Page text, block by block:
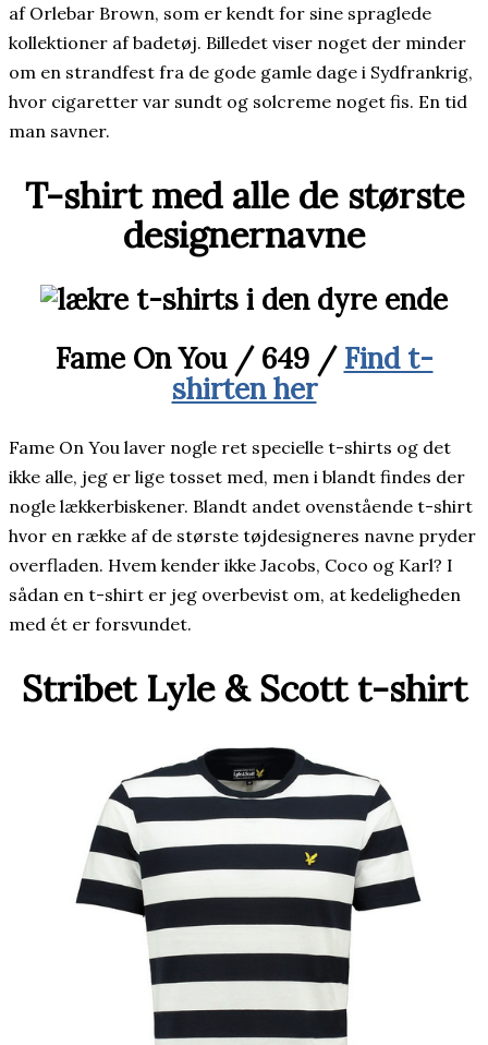
af Orlebar Brown, som er kendt for sine spraglede
kollektioner af badetøj. Billedet viser noget der minder
om en strandfest fra de gode gamle dage i Sydfrankrig,
hvor cigaretter var sundt og solcreme noget fis. En tid
man savner.
T-shirt med alle de største
designernavne
Fame On You / 649 / Find t-
shirten her
Fame On You laver nogle ret specielle t-shirts og det
ikke alle, jeg er lige tosset med, men i blandt findes der
nogle lækkerbiskener. Blandt andet ovenstående t-shirt
hvor en række af de største tøjdesigneres navne pryder
overfladen. Hvem kender ikke Jacobs, Coco og Karl? I
sådan en t-shirt er jeg overbevist om, at kedeligheden
med ét er forsvundet.
Stribet Lyle & Scott t-shirt